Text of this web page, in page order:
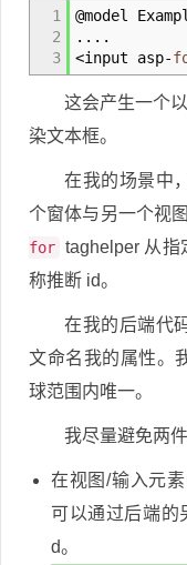
1
2
3
@model
....
<input asp-
这会产生一个以
染文本框。
在我的场景中
个窗体与另一个视
for taghelper 从
称推断 id。
在我的后端代
文命名我的属性。
球范围内唯一。
我尽量避免两件
在视图/输入元
可以通过后端的
d。